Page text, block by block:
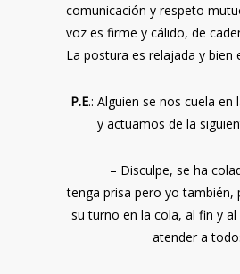
comunicación y respeto
voz es firme y cálido, de
La postura es relajada y bien
P.E.: Alguien se nos cuela en
y actuamos de la
– Disculpe, se ha
tenga prisa pero yo también,
su turno en la cola, al fin y
atender a